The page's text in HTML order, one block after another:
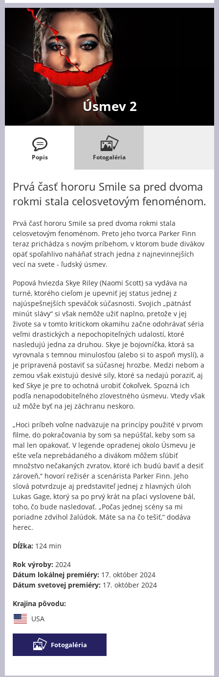
Úsmev 2
Popis Fotogaléria
Prvá časť hororu Smile sa pred dvoma
rokmi stala celosvetovým fenoménom.
Prvá časť hororu Smile sa pred dvoma rokmi stala
celosvetovým fenoménom. Preto jeho tvorca Parker Finn
teraz prichádza s novým príbehom, v ktorom bude divákov
opäť spoľahlivo naháňať strach jedna z najnevinnejších
vecí na svete - ľudský úsmev.
Popová hviezda Skye Riley (Naomi Scott) sa vydáva na
turné, ktorého cieľom je upevniť jej status jednej z
najúspešnejších speváčok súčasnosti. Svojich „pätnásť
minút slávy“ si však nemôže užiť naplno, pretože v jej
živote sa v tomto kritickom okamihu začne odohrávať séria
veľmi drastických a nepochopiteľných udalostí, ktoré
nasledujú jedna za druhou. Skye je bojovníčka, ktorá sa
vyrovnala s temnou minulosťou (alebo si to aspoň myslí), a
je pripravená postaviť sa súčasnej hrozbe. Medzi nebom a
zemou však existujú desivé sily, ktoré sa nedajú poraziť, aj
keď Skye je pre to ochotná urobiť čokoľvek. Spozná ich
podľa nenapodobiteľného zlovestného úsmevu. Vtedy však
už môže byť na jej záchranu neskoro.
„Hoci príbeh voľne nadväzuje na princípy použité v prvom
filme, do pokračovania by som sa nepúšťal, keby som sa
mal len opakovať. V legende opradenej okolo Úsmevu je
ešte veľa neprebádaného a divákom môžem sľúbiť
množstvo nečakaných zvratov, ktoré ich budú baviť a desiť
zároveň,“ hovorí režisér a scenárista Parker Finn. Jeho
slová potvrdzuje aj predstaviteľ jednej z hlavných úloh
Lukas Gage, ktorý sa po prvý krát na pľaci vyslovene bál,
toho, čo bude nasledovať. „Počas jednej scény sa mi
poriadne zdvihol žalúdok. Máte sa na čo tešiť,“ dodáva
herec.
Dĺžka: 124 min
Rok výroby: 2024
Dátum lokálnej premiéry: 17. október 2024
Dátum svetovej premiéry: 17. október 2024
Krajina pôvodu:
USA
Fotogaléria